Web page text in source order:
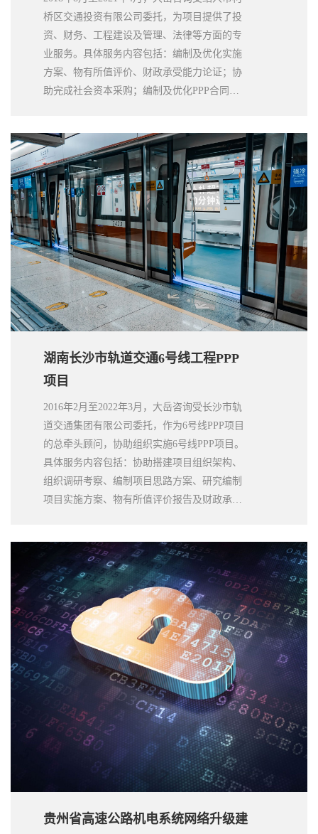
桥区交通投资有限公司委托，为项目提供了投
资、财务、工程建设及管理、法律等方面的专
业服务。具体服务内容包括：编制及优化实施
方案、物有所值评价、财政承受能力论证；协
助完成社会资本采购；编制及优化PPP合同；
湖南长沙市轨道交通6号线工程PPP
项目
2016年2月至2022年3月，大岳咨询受长沙市轨
道交通集团有限公司委托，作为6号线PPP项目
的总牵头顾问，协助组织实施6号线PPP项目。
具体服务内容包括：协助搭建项目组织架构、
组织调研考察、编制项目思路方案、研究编制
项目实施方案、物有所值评价报告及财政承受
法律咨询服务及PPP合同签署后的后续咨询服
务等。2020年6月13日，长沙地铁6号线B部分
PPP项目在长沙成功举行签约仪式，负责实施
该项目的长沙穗城轨道交通有限公司也同步挂
牌成立。
贵州省高速公路机电系统网络升级建